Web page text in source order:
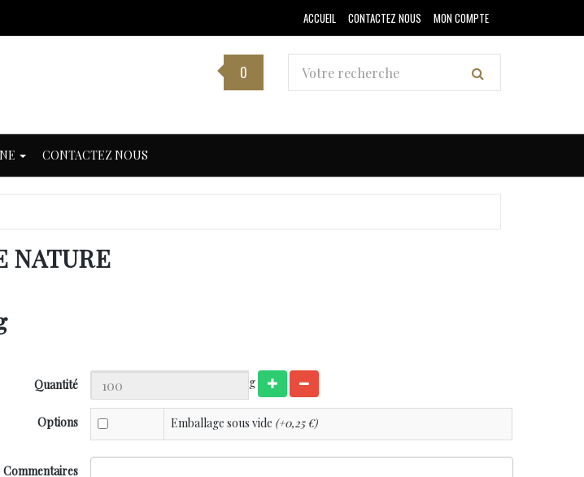
ACCUEIL CONTACTEZ NOUS MON COMPTE
0
CONTACTEZ NOUS
NATURE
Quantité g
Options Emballage sous vide (+0,25 €)
Commentaires